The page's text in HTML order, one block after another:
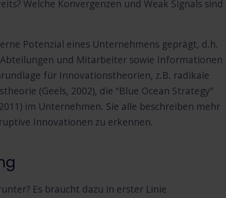
Welche Konvergenzen und Weak Signals sind
Potenzial eines Unternehmens geprägt, d.h.
und Mitarbeiter sowie Informationen
für Innovationstheorien, z.B. radikale
(Geels, 2002), die “Blue Ocean Strategy”
im Unternehmen. Sie alle beschreiben mehr
Innovationen zu erkennen.
Es braucht dazu in erster Linie